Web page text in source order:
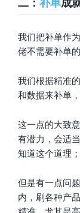
二： 补单成
我们把补单作
佬不需要补单
我们根据精准
和数据来补单
这一点的大致
有潜力，会适
知道这个道理；
但是有一点问
内，刷各种产